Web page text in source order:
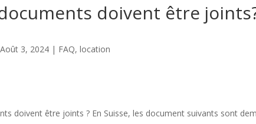
doivent être
Août 3, 2024 | FAQ,location
doivent être joints ? En Suisse, les document suivants sont